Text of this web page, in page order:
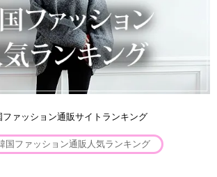
ァッション通販サイトランキング
国ファッション通販人気ランキング